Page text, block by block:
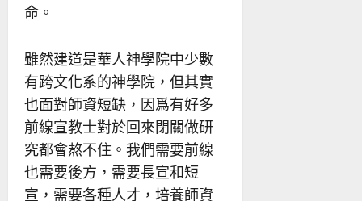
命。
雖然建道是華人神學院中少數
有跨文化系的神學院，但其實
也面對師資短缺，因爲有好多
前線宣教士對於回來閉關做研
究都會熬不住。我們需要前線
也需要後方，需要長宣和短
宣，需要各種人才，培養師資